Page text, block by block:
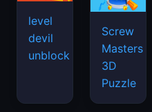
level
devil
unblock
Screw
Masters
3D
Puzzle